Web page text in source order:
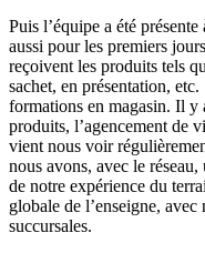
Puis l’équipe a été
aussi pour les premiers
reçoivent les produits tels
sachet, en présentation,
formations en magasin. Il y
produits, l’agencement de
vient nous voir
nous avons, avec le
de notre expérience du
globale de l’enseigne,
succursales.